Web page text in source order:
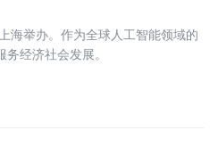
海举办。作为全球人工智能领域的
经济社会发展。